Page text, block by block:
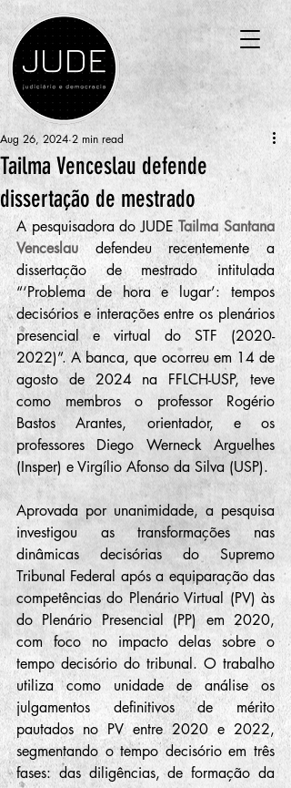
Tailma Venceslau defende
dissertação de mestrado
Aug 26, 2024 2 min read
A pesquisadora do JUDE Tailma Santana
Venceslau defendeu recentemente a
dissertação de mestrado intitulada
“‘Problema de hora e lugar’: tempos
decisórios e interações entre os plenários
presencial e virtual do STF (2020-
2022)”. A banca, que ocorreu em 14 de
agosto de 2024 na FFLCH-USP, teve
como membros o professor Rogério
Bastos Arantes, orientador, e os
professores Diego Werneck Arguelhes
(Insper) e Virgílio Afonso da Silva (USP).
Aprovada por unanimidade, a pesquisa
investigou as transformações nas
dinâmicas decisórias do Supremo
Tribunal Federal após a equiparação das
competências do Plenário Virtual (PV) às
do Plenário Presencial (PP) em 2020,
com foco no impacto delas sobre o
tempo decisório do tribunal. O trabalho
utiliza como unidade de análise os
julgamentos definitivos de mérito
pautados no PV entre 2020 e 2022,
segmentando o tempo decisório em três
fases: das diligências, de formação da